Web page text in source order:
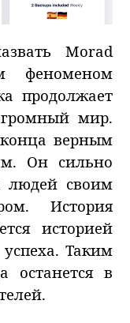
Morad
феноменом
продолжает
мир.
конца верным
Он сильно
людей своим
История
историей
Таким
останется в